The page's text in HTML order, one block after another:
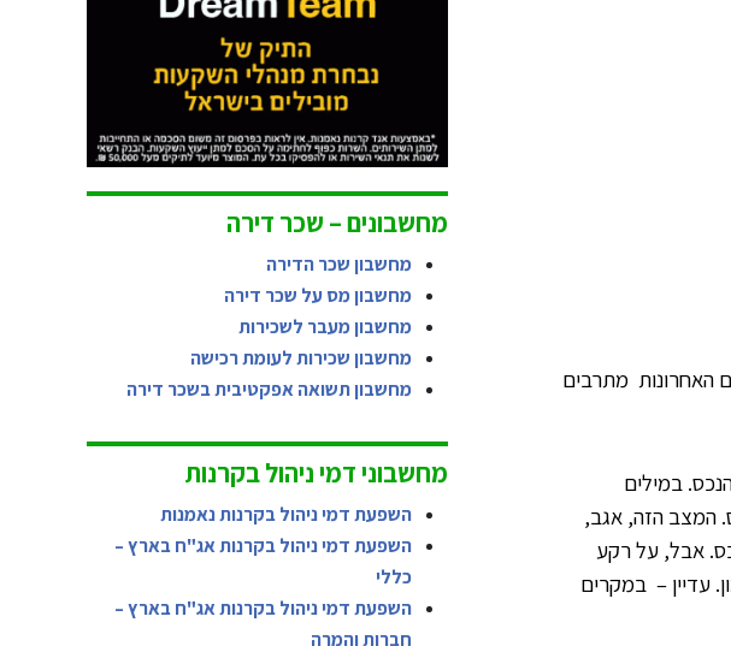
האחרונות מתרבים
להראות הון עצמי בשיעור של לפחות 30% מערך הנכס. במילים
למשכנתאות סדר גודל של 70% מערך הנכס. המצב הזה, אגב,
שנים, הלווים יכלו לקבל לכל היותר 50% מערך הנכס. אבל, על רקע
עדיין – במקרים
מחשבונים – שכר דירה
מחשבון שכר הדירה
מחשבון מס על שכר דירה
מחשבון מעבר לשכירות
מחשבון שכירות לעומת רכישה
מחשבון תשואה אפקטיבית בשכר דירה
מחשבוני דמי ניהול בקרנות
השפעת דמי ניהול בקרנות נאמנות
השפעת דמי ניהול בקרנות אג"ח בארץ –
כללי
השפעת דמי ניהול בקרנות אג"ח בארץ –
חברות והמרה